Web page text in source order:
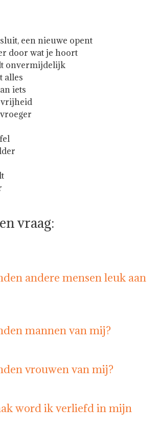
een nieuwe opent
door wat je hoort
onvermijdelijk
alles
iets
vrijheid
vraag:
andere mensen leuk aan
mannen van mij?
vrouwen van mij?
word ik verliefd in mijn